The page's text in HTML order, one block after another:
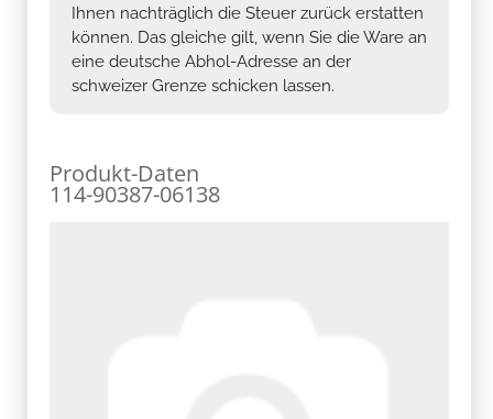
Ihnen nachträglich die Steuer zurück erstatten
können. Das gleiche gilt, wenn Sie die Ware an
eine deutsche Abhol-Adresse an der
schweizer Grenze schicken lassen.
Produkt-Daten
114-90387-06138